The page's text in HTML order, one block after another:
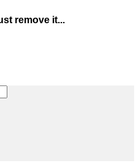
remove it...